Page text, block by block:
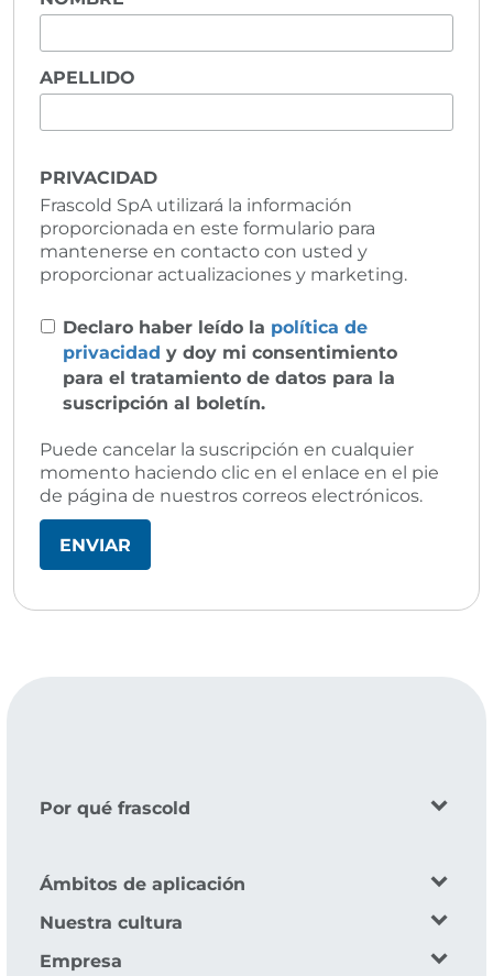
APELLIDO
PRIVACIDAD
Frascold SpA utilizará la información
proporcionada en este formulario para
mantenerse en contacto con usted y
proporcionar actualizaciones y marketing.
Declaro haber leído la política de
privacidad y doy mi consentimiento
para el tratamiento de datos para la
suscripción al boletín.
Puede cancelar la suscripción en cualquier
momento haciendo clic en el enlace en el pie
de página de nuestros correos electrónicos.
Por qué frascold
Ámbitos de aplicación
Nuestra cultura
Empresa